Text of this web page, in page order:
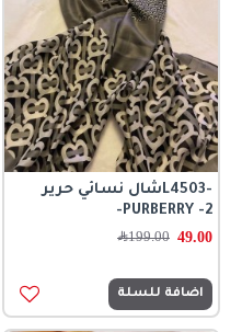
-L4503شال نسائي حرير
PURBERRY -2-
49.00
199.00﷼
اضافة للسلة